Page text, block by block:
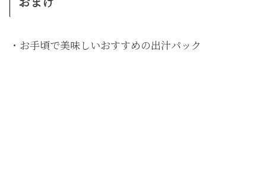
・お手頃で美味しいおすすめの出汁パック